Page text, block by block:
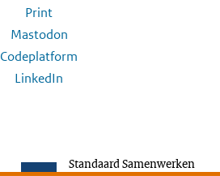
Print
Mastodon
Codeplatform
LinkedIn
Standaard Samenwerken